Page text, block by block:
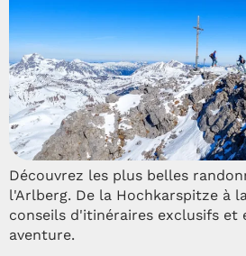
Découvrez les plus belles
l'Arlberg. De la Hochkarspitze à
conseils d'itinéraires exclusifs et
aventure.